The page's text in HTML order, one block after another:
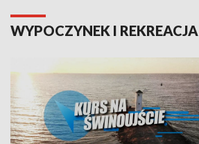
WYPOCZYNEK I REKREACJA